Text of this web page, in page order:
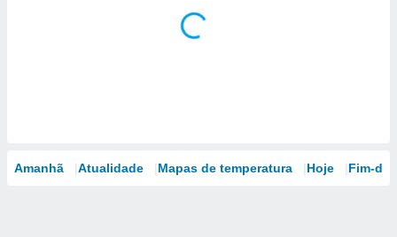
Amanhã Atualidade Mapas de temperatura Hoje Fim-de-